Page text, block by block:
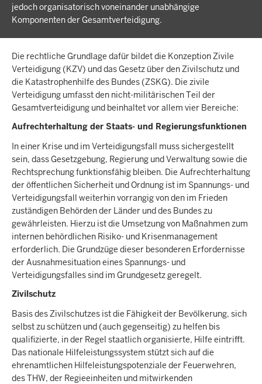
jedoch organisatorisch voneinander unabhängige
Komponenten der Gesamtverteidigung.
Die rechtliche Grundlage dafür bildet die Konzeption Zivile
Verteidigung (KZV) und das Gesetz über den Zivilschutz und
die Katastrophenhilfe des Bundes (ZSKG). Die zivile
Verteidigung umfasst den nicht-militärischen Teil der
Gesamtverteidigung und beinhaltet vor allem vier Bereiche:
Aufrechterhaltung der Staats- und Regierungsfunktionen
In einer Krise und im Verteidigungsfall muss sichergestellt
sein, dass Gesetzgebung, Regierung und Verwaltung sowie die
Rechtsprechung funktionsfähig bleiben. Die Aufrechterhaltung
der öffentlichen Sicherheit und Ordnung ist im Spannungs- und
Verteidigungsfall weiterhin vorrangig von den im Frieden
zuständigen Behörden der Länder und des Bundes zu
gewährleisten. Hierzu ist die Umsetzung von Maßnahmen zum
internen behördlichen Risiko- und Krisenmanagement
erforderlich. Die Grundzüge dieser besonderen Erfordernisse
der Ausnahmesituation eines Spannungs- und
Verteidigungsfalles sind im Grundgesetz geregelt.
Zivilschutz
Basis des Zivilschutzes ist die Fähigkeit der Bevölkerung, sich
selbst zu schützen und (auch gegenseitig) zu helfen bis
qualifizierte, in der Regel staatlich organisierte, Hilfe eintrifft.
Das nationale Hilfeleistungssystem stützt sich auf die
ehrenamtlichen Hilfeleistungspotenziale der Feuerwehren,
des THW, der Regieeinheiten und mitwirkenden